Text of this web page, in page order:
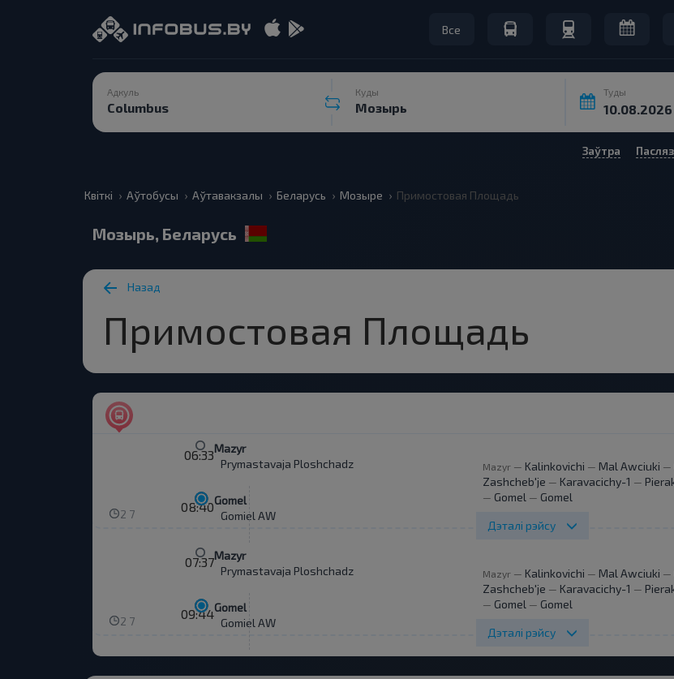
Все
Адкуль Куды Туды
Заўтра
Квіткі Аўтобусы Аўтавакзалы Беларусь Мозыре Примостовая Площадь
Мозырь, Беларусь
Назад
Примостовая Площадь
06:33Mazyr
Prymastavaja Ploshchadz
2 7 08:40Gomel
Gomiel AW
Mazyr— Kalinkovichi — Mal Awciuki —
Zashcheb'je — Karavacichy-1 —
— Gomel — Gomel
Дэталі рэйсу
07:37Mazyr
Prymastavaja Ploshchadz
2 7 09:44Gomel
Gomiel AW
Mazyr— Kalinkovichi — Mal Awciuki —
Zashcheb'je — Karavacichy-1 —
— Gomel — Gomel
Дэталі рэйсу